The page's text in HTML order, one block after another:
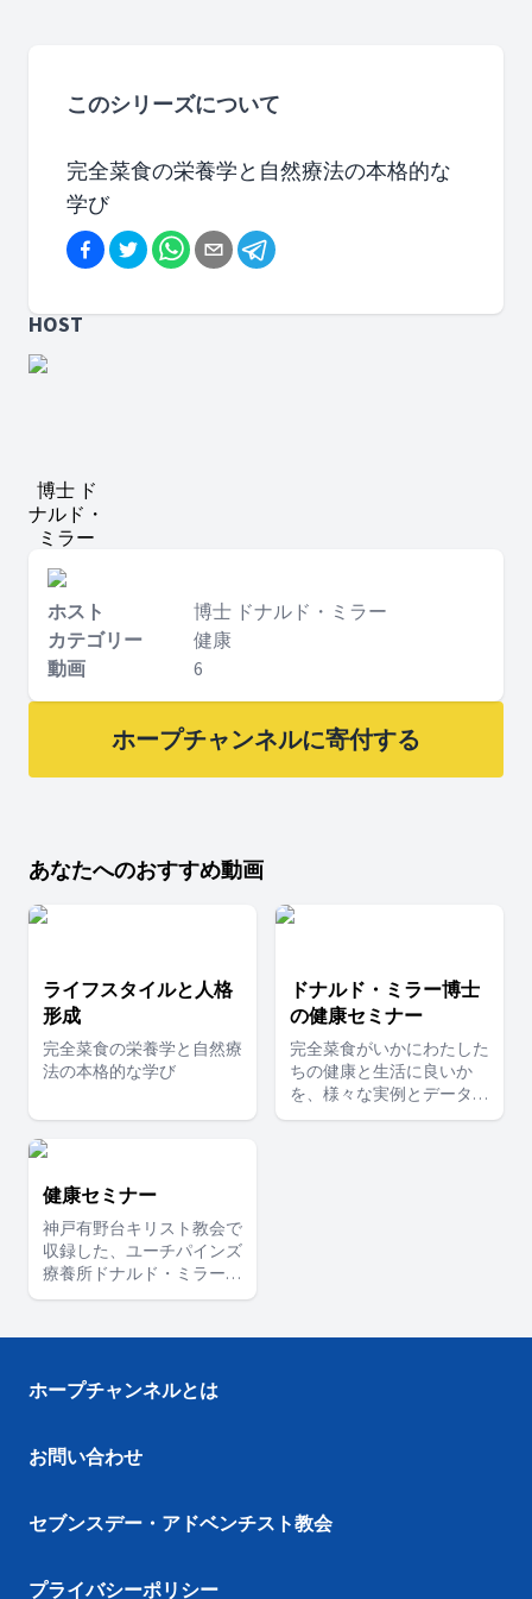
このシリーズについて
完全菜食の栄養学と自然療法の本格的な
学び
HOST
博士 ド
ナルド・
ミラー
ホスト
博士 ドナルド・ミラー
カテゴリー
健康
動画
6
ホープチャンネルに寄付する
あなたへのおすすめ動画
ライフスタイルと人格
形成
完全菜食の栄養学と自然療
法の本格的な学び
ドナルド・ミラー博士
の健康セミナー
完全菜食がいかにわたした
ちの健康と生活に良いか
を、様々な実例とデータな
どを使って解説します。ま
健康セミナー
神戸有野台キリスト教会で
収録した、ユーチパインズ
療養所ドナルド・ミラー博
士による完全菜食の栄養学
日間に凝縮して話された分
ホープチャンネルとは
お問い合わせ
セブンスデー・アドベンチスト教会
プライバシーポリシー